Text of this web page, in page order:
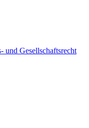
und Gesellschaftsrecht